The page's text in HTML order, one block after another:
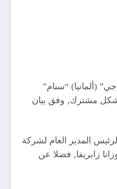
(ألمانيا) “سنام”
بشكل مشترك, وفق بيان
المدير العام لشركة
زابريفا, فضلا عن